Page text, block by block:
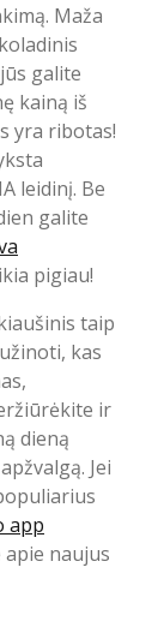
Maža
galite
kainą iš
yra ribotas!
leidinį. Be
galite
pigiau!
taip
kas
ir
dieną
Jei
app
apie naujus